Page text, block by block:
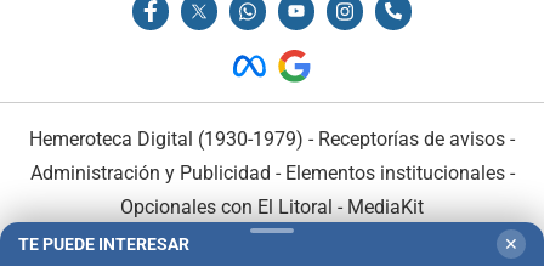
Hemeroteca Digital (1930-1979) - Receptorías de avisos -
Administración y Publicidad - Elementos institucionales-
Opcionales con El Litoral - MediaKit
TE PUEDE INTERESAR ✕